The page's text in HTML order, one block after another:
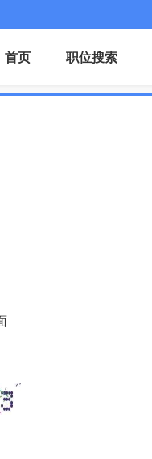
首页 职位搜索